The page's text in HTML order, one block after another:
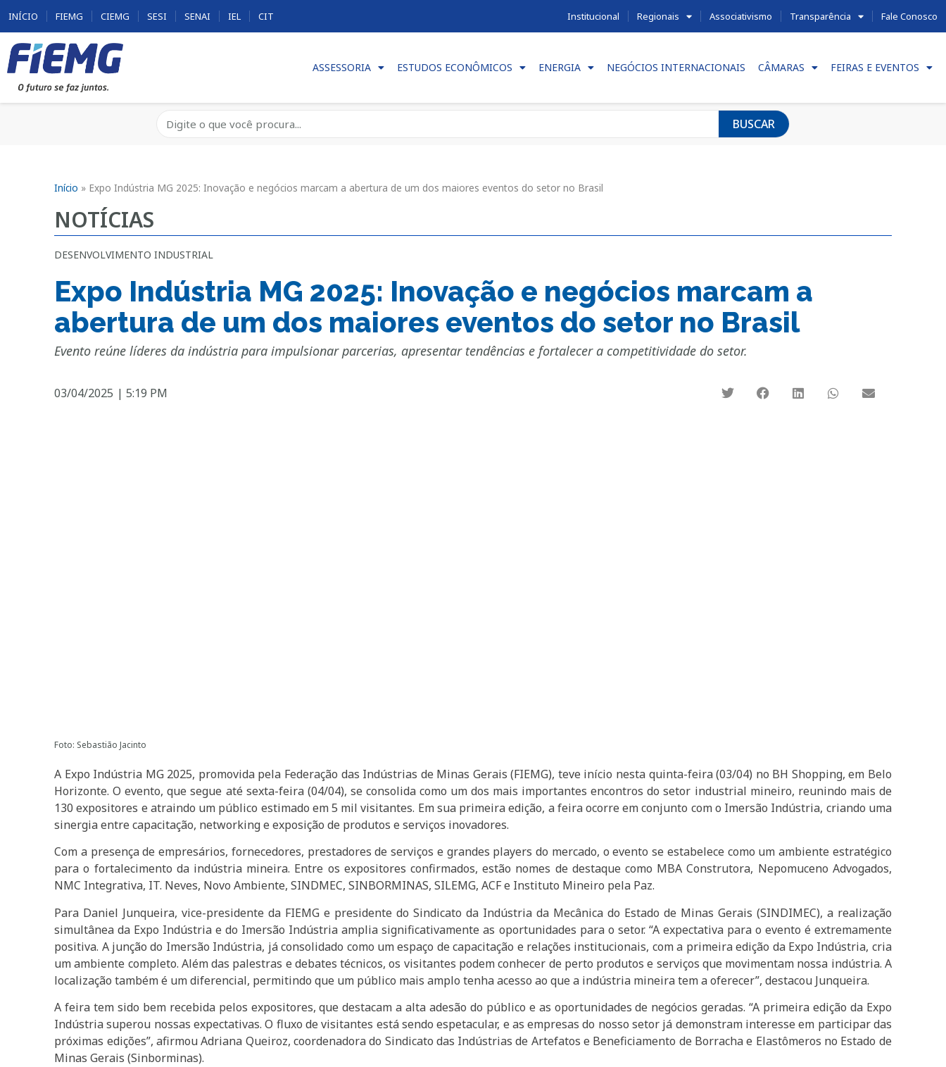
INÍCIO FIEMG CIEMG SESI SENAI IEL CIT Institucional Regionais Associativismo Transparência Fale Conosco
ASSESSORIA ESTUDOS ECONÔMICOS ENERGIA NEGÓCIOS INTERNACIONAIS CÂMARAS FEIRAS E EVENTOS
BUSCAR
Início » Expo Indústria MG 2025: Inovação e negócios marcam a abertura de um dos maiores eventos do setor no Brasil
NOTÍCIAS
DESENVOLVIMENTO INDUSTRIAL
Expo Indústria MG 2025: Inovação e negócios marcam a
abertura de um dos maiores eventos do setor no Brasil
Evento reúne líderes da indústria para impulsionar parcerias, apresentar tendências e fortalecer a competitividade do setor.
03/04/2025 | 5:19 PM
Foto: Sebastião Jacinto
A Expo Indústria MG 2025, promovida pela Federação das Indústrias de Minas Gerais (FIEMG), teve início nesta quinta-feira (03/04) no BH Shopping, em Belo
Horizonte. O evento, que segue até sexta-feira (04/04), se consolida como um dos mais importantes encontros do setor industrial mineiro, reunindo mais de
130 expositores e atraindo um público estimado em 5 mil visitantes. Em sua primeira edição, a feira ocorre em conjunto com o Imersão Indústria, criando uma
sinergia entre capacitação, networking e exposição de produtos e serviços inovadores.
Com a presença de empresários, fornecedores, prestadores de serviços e grandes players do mercado, o evento se estabelece como um ambiente estratégico
para o fortalecimento da indústria mineira. Entre os expositores confirmados, estão nomes de destaque como MBA Construtora, Nepomuceno Advogados,
NMC Integrativa, IT. Neves, Novo Ambiente, SINDMEC, SINBORMINAS, SILEMG, ACF e Instituto Mineiro pela Paz.
Para Daniel Junqueira, vice-presidente da FIEMG e presidente do Sindicato da Indústria da Mecânica do Estado de Minas Gerais (SINDIMEC), a realização
simultânea da Expo Indústria e do Imersão Indústria amplia significativamente as oportunidades para o setor. “A expectativa para o evento é extremamente
positiva. A junção do Imersão Indústria, já consolidado como um espaço de capacitação e relações institucionais, com a primeira edição da Expo Indústria, cria
um ambiente completo. Além das palestras e debates técnicos, os visitantes podem conhecer de perto produtos e serviços que movimentam nossa indústria. A
localização também é um diferencial, permitindo que um público mais amplo tenha acesso ao que a indústria mineira tem a oferecer”, destacou Junqueira.
A feira tem sido bem recebida pelos expositores, que destacam a alta adesão do público e as oportunidades de negócios geradas. “A primeira edição da Expo
Indústria superou nossas expectativas. O fluxo de visitantes está sendo espetacular, e as empresas do nosso setor já demonstram interesse em participar das
próximas edições”, afirmou Adriana Queiroz, coordenadora do Sindicato das Indústrias de Artefatos e Beneficiamento de Borracha e Elastômeros no Estado de
Minas Gerais (Sinborminas).